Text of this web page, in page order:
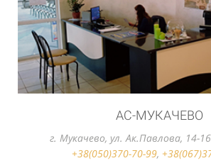
АС-УЖГОРОД
г. Ужгород, вул. Станционная, 2
+38(050)370-70-99,